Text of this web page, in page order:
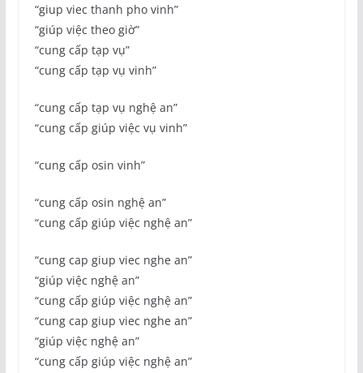
“giup viec thanh pho vinh”
“giúp việc theo giờ”
“cung cấp tạp vụ”
“cung cấp tạp vụ vinh”
“cung cấp tạp vụ nghệ an”
“cung cấp giúp việc vụ vinh”
“cung cấp osin vinh”
“cung cấp osin nghệ an”
“cung cấp giúp việc nghệ an”
“cung cap giup viec nghe an”
“giúp việc nghệ an”
“cung cấp giúp việc nghệ an”
“cung cap giup viec nghe an”
“giúp việc nghệ an”
“cung cấp giúp việc nghệ an”